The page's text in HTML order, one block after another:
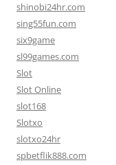
shinobi24hr.com
sing55fun.com
six9game
sl99games.com
Slot
Slot Online
slot168
Slotxo
slotxo24hr
spbetflik888.com